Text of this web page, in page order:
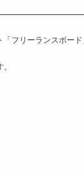
フリーランスボー